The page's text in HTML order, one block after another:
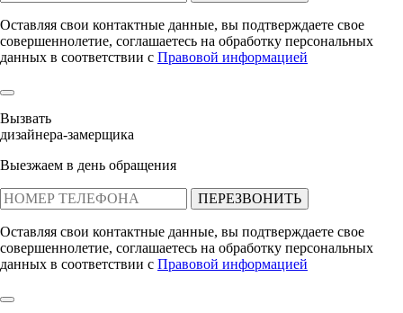
Оставляя свои контактные данные, вы подтверждаете свое
совершеннолетие, соглашаетесь на обработку персональных
данных в соответствии с Правовой информацией
Вызвать
дизайнера-замерщика
Выезжаем в день обращения
ПЕРЕЗВОНИТЬ
Оставляя свои контактные данные, вы подтверждаете свое
совершеннолетие, соглашаетесь на обработку персональных
данных в соответствии с Правовой информацией